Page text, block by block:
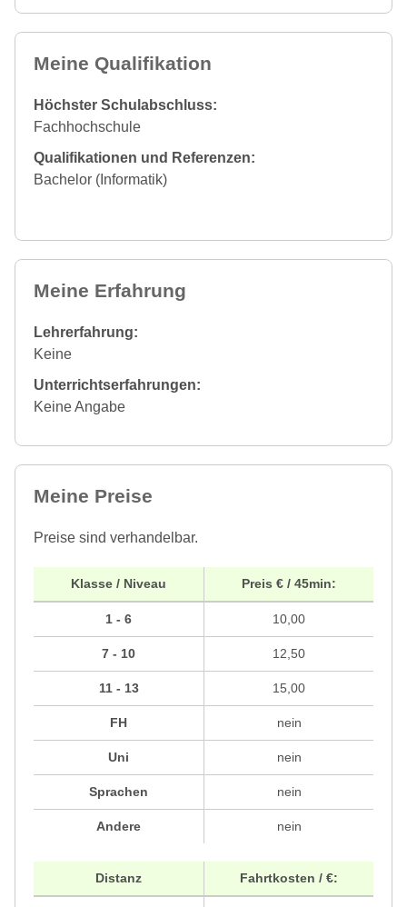
Meine Qualifikation
Höchster Schulabschluss:
Fachhochschule
Qualifikationen und Referenzen:
Bachelor (Informatik)
Meine Erfahrung
Lehrerfahrung:
Keine
Unterrichtserfahrungen:
Keine Angabe
Meine Preise
Preise sind verhandelbar.
Klasse / Niveau
1 - 6
7 - 10
11 - 13
FH
Uni
Sprachen
Andere
Preis € / 45min:
10,00
12,50
15,00
nein
nein
nein
nein
Distanz Fahrtkosten / €: